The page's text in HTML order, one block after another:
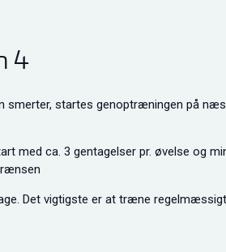
4
smerter, startes genoptræningen på
med ca. 3 gentagelser pr. øvelse og
Det vigtigste er at træne